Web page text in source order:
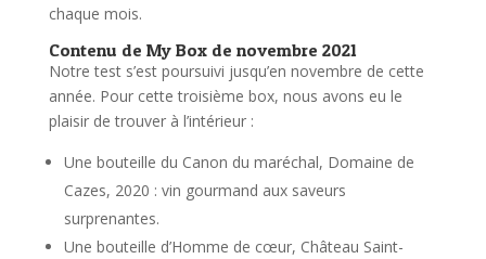
chaque mois.
Contenu de My Box de novembre 2021
Notre test s’est poursuivi jusqu’en novembre de cette
année. Pour cette troisième box, nous avons eu le
plaisir de trouver à l’intérieur :
Une bouteille du Canon du maréchal, Domaine de
Cazes, 2020 : vin gourmand aux saveurs
surprenantes.
Une bouteille d’Homme de cœur, Château Saint-